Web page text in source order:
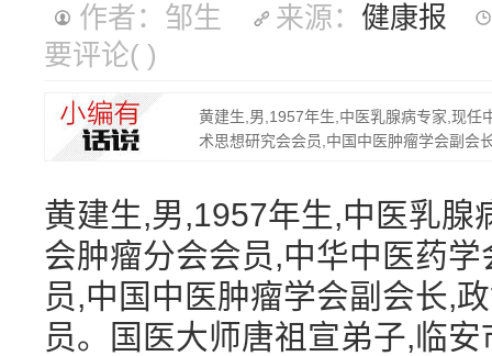
作者：邹生
来源： 健康报
要评论( )
黄建生,男,1957年生,中医乳腺病专家,现任
术思想研究会会员,中国中医肿瘤学会副会
黄建生,男,1957年生,中医乳腺
会肿瘤分会会员,中华中医药
员,中国中医肿瘤学会副会长,
员。国医大师唐祖宣弟子,临